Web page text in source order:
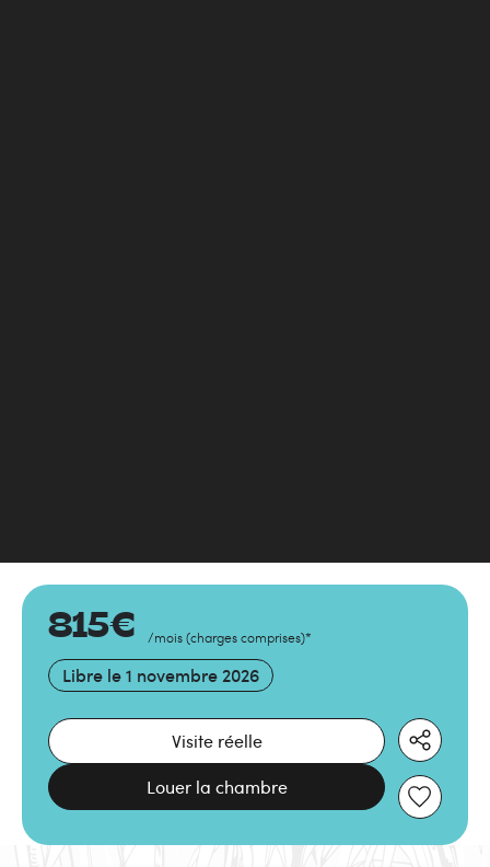
815€ /mois (charges comprises)*
Libre le 1 novembre 2026
Visite réelle
Louer la chambre